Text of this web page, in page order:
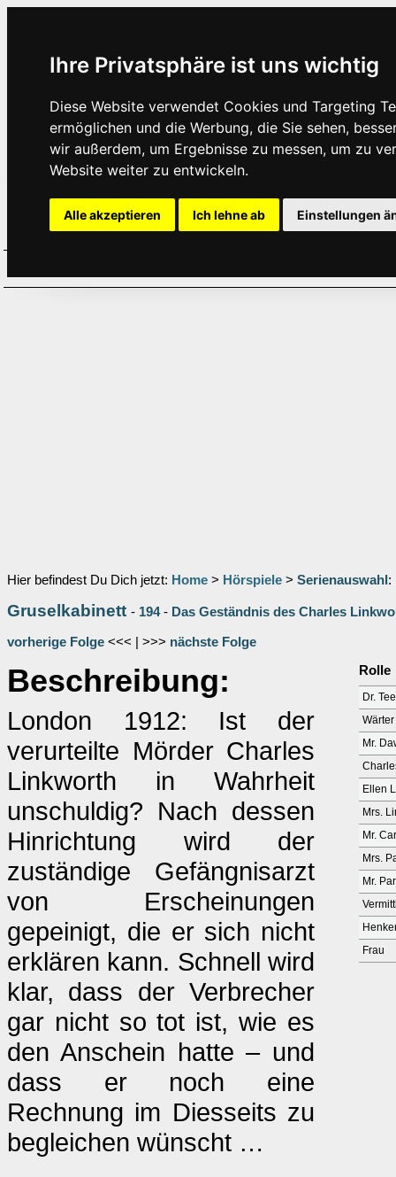
Ihre Privatsphäre ist uns wichtig
Diese Website verwendet Cookies und Targeting
ermöglichen und die Werbung, die Sie sehen,
wir außerdem, um Ergebnisse zu messen, um zu
Website weiter zu entwickeln.
Alle akzeptieren Ich lehne ab Einstellungen
Hier befindest Du Dich jetzt: Home > Hörspiele > Serienauswahl :
Gruselkabinett - 194- Das Geständnis des Charles
vorherige Folge <<< | >>> nächste Folge
Beschreibung:
London 1912: Ist der
verurteilte Mörder Charles
Linkworth in Wahrheit
unschuldig? Nach dessen
Hinrichtung wird der
zuständige Gefängnisarzt
von Erscheinungen
gepeinigt, die er sich nicht
erklären kann. Schnell wird
klar, dass der Verbrecher
gar nicht so tot ist, wie es
den Anschein hatte – und
dass er noch eine
Rechnung im Diesseits zu
begleichen wünscht …
Rolle
Dr.
Mr.
Ellen
Mrs.
Mr.
Mrs.
Mr.
Frau